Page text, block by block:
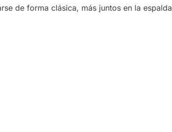
de forma clásica, más juntos en la